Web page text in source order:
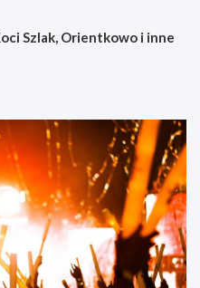
Szlak, Orientkowo i inne